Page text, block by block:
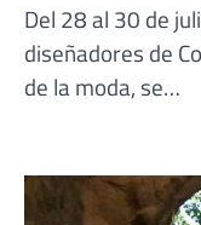
Del 28 al 30 de
diseñadores de
de la moda, se…